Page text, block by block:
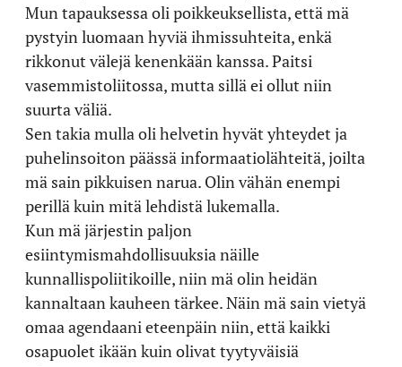
Mun tapauksessa oli poikkeuksellista, että mä
pystyin luomaan hyviä ihmissuhteita, enkä
rikkonut välejä kenenkään kanssa. Paitsi
vasemmistoliitossa, mutta sillä ei ollut niin
suurta väliä.
Sen takia mulla oli helvetin hyvät yhteydet ja
puhelinsoiton päässä informaatiolähteitä, joilta
mä sain pikkuisen narua. Olin vähän enempi
perillä kuin mitä lehdistä lukemalla.
Kun mä järjestin paljon
esiintymismahdollisuuksia näille
kunnallispoliitikoille, niin mä olin heidän
kannaltaan kauheen tärkee. Näin mä sain vietyä
omaa agendaani eteenpäin niin, että kaikki
osapuolet ikään kuin olivat tyytyväisiä